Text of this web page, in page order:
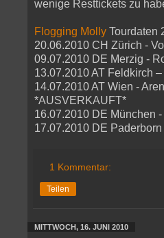
wenige Resttickets zu
Flogging Molly Tourdaten
20.06.2010 CH Zürich -
09.07.2010 DE Merzig -
13.07.2010 AT Feldkirch
14.07.2010 AT Wien -
*AUSVERKAUFT*
16.07.2010 DE München
17.07.2010 DE
1 Kommentar:
Teilen
MITTWOCH, 16. JUNI 2010